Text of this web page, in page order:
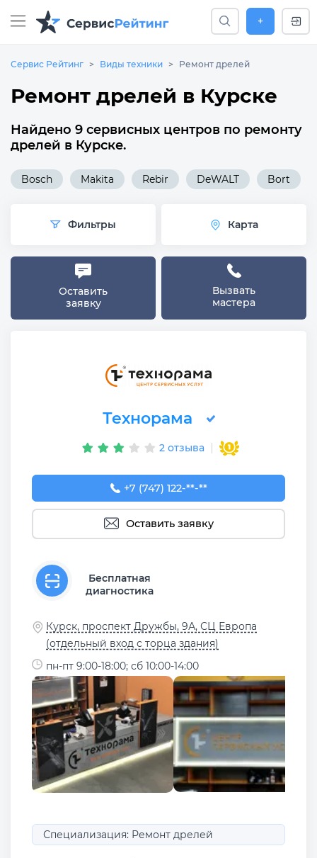
+
Сервис Рейтинг Виды техники Ремонт дрелей
Ремонт дрелей в Курске
Найдено 9 сервисных центров по ремонту
дрелей в Курске.
Bosch Makita Rebir DeWALT Bort
Фильтры Карта
Оставить
заявку
Вызвать
мастера
Технорама
2 отзыва
+7 (747) 122-00-28
+7 (747) 122-**-**
Оставить заявку
Бесплатная
диагностика
Курск, проспект Дружбы, 9А, СЦ Европа
(отдельный вход с торца здания)
пн-пт 9:00-18:00; сб 10:00-14:00
Специализация: Ремонт дрелей